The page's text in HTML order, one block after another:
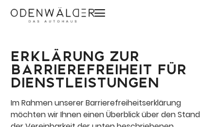
Erklärung zur
Barrierefreiheit für
Dienstleistungen
Im Rahmen unserer Barrierefreiheitserklärung
möchten wir Ihnen einen Überblick über den Stand